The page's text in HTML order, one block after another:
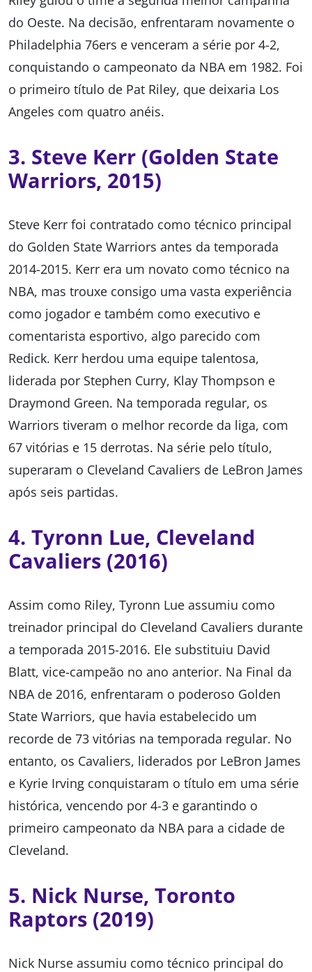
do Oeste. Na decisão, enfrentaram novamente o
Philadelphia 76ers e venceram a série por 4-2,
conquistando o campeonato da NBA em 1982. Foi
o primeiro título de Pat Riley, que deixaria Los
Angeles com quatro anéis.
3. Steve Kerr (Golden State
Warriors, 2015)
Steve Kerr foi contratado como técnico principal
do Golden State Warriors antes da temporada
2014-2015. Kerr era um novato como técnico na
NBA, mas trouxe consigo uma vasta experiência
como jogador e também como executivo e
comentarista esportivo, algo parecido com
Redick. Kerr herdou uma equipe talentosa,
liderada por Stephen Curry, Klay Thompson e
Draymond Green. Na temporada regular, os
Warriors tiveram o melhor recorde da liga, com
67 vitórias e 15 derrotas. Na série pelo título,
superaram o Cleveland Cavaliers de LeBron James
após seis partidas.
4. Tyronn Lue, Cleveland
Cavaliers (2016)
Assim como Riley, Tyronn Lue assumiu como
treinador principal do Cleveland Cavaliers durante
a temporada 2015-2016. Ele substituiu David
Blatt, vice-campeão no ano anterior. Na Final da
NBA de 2016, enfrentaram o poderoso Golden
State Warriors, que havia estabelecido um
recorde de 73 vitórias na temporada regular. No
entanto, os Cavaliers, liderados por LeBron James
e Kyrie Irving conquistaram o título em uma série
histórica, vencendo por 4-3 e garantindo o
primeiro campeonato da NBA para a cidade de
Cleveland.
5. Nick Nurse, Toronto
Raptors (2019)
Nick Nurse assumiu como técnico principal do